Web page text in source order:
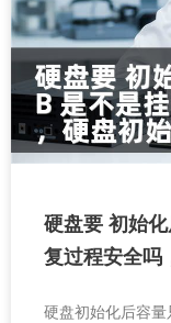
硬盘要 初始
复过程安全吗
硬盘初始化后容